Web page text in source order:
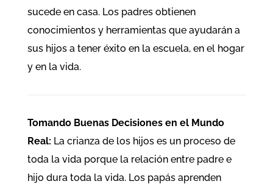
sucede en casa. Los padres obtienen
conocimientos y herramientas que ayudarán a
sus hijos a tener éxito en la escuela, en el hogar
y en la vida.
Tomando Buenas Decisiones en el Mundo
Real: La crianza de los hijos es un proceso de
toda la vida porque la relación entre padre e
hijo dura toda la vida. Los papás aprenden